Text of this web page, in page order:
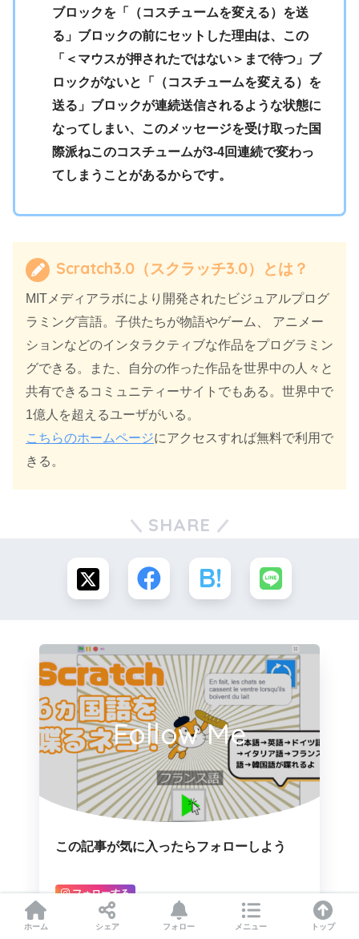
ブロックを「（コスチュームを変える）を送
る」ブロックの前にセットした理由は、この
「＜マウスが押されたではない＞まで待つ」ブ
ロックがないと「（コスチュームを変える）を
送る」ブロックが連続送信されるような状態に
なってしまい、このメッセージを受け取った国
際派ねこのコスチュームが3-4回連続で変わっ
てしまうことがあるからです。
Scratch3.0（スクラッチ3.0）とは？
MITメディアラボにより開発されたビジュアルプログ
ラミング言語。子供たちが物語やゲーム、 アニメー
ションなどのインタラクティブな作品をプログラミン
グできる。また、自分の作った作品を世界中の人々と
共有できるコミュニティーサイトでもある。世界中で
1億人を超えるユーザがいる。
こちらのホームページにアクセスすれば無料で利用で
きる。
SHARE
Follow Me
この記事が気に入ったらフォローしよう
フォローする
YouTube
ホーム シェア フォロー メニュー トップ